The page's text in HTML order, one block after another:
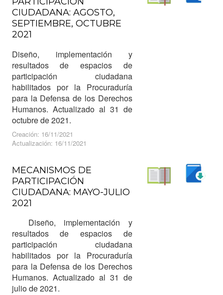
CIUDADANA: AGOSTO,
SEPTIEMBRE, OCTUBRE
2021
Diseño, implementación y
resultados de espacios de
participación ciudadana
habilitados por la Procuraduría
para la Defensa de los Derechos
Humanos. Actualizado al 31 de
octubre de 2021.
Creación: 16/11/2021
Actualización: 16/11/2021
MECANISMOS DE
PARTICIPACIÓN
CIUDADANA: MAYO-JULIO
2021
Diseño, implementación y
resultados de espacios de
participación ciudadana
habilitados por la Procuraduría
para la Defensa de los Derechos
Humanos. Actualizado al 31 de
julio de 2021.